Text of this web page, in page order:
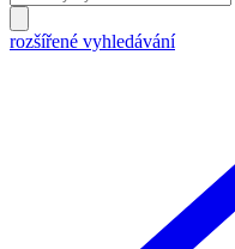
rozšířené vyhledávání